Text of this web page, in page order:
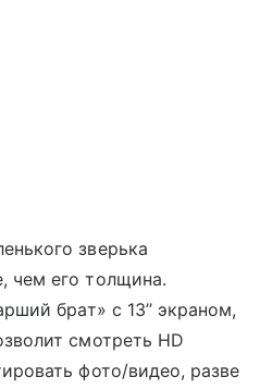
зверька
чем его толщина.
брат» с 13’’ экраном,
смотреть HD
фото/видео, разве